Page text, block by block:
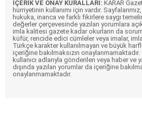
İÇERİK VE ONAY KURALLARI: KARAR
hürriyetinin kullanımı için vardır.
hukuka, inanca ve farklı fikirlere saygı
değerler çerçevesinde yazılan yorumlara
imla kalitesi gazete kadar okurların da
küfür, rencide edici cümleler veya imalar, imla
Türkçe karakter kullanılmayan ve büyük
içeriğine bakılmaksızın
kullanıcı adlarıyla gönderilen veya haber ve
dışında yazılan yorumlar da içeriğine
onaylanmamaktadır.